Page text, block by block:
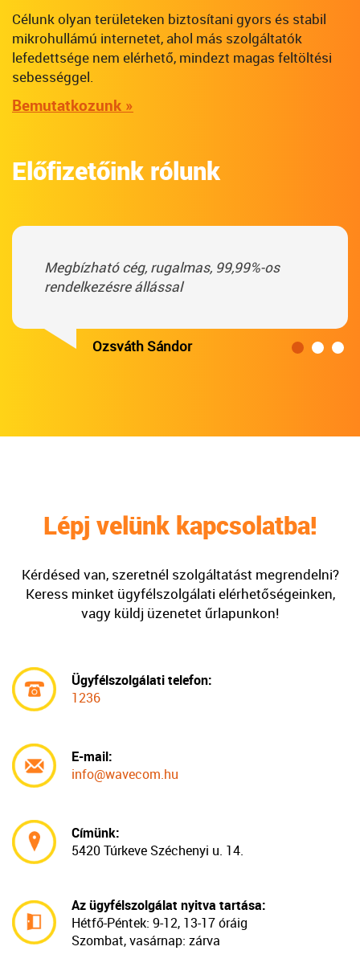
Célunk olyan területeken biztosítani gyors és stabil
mikrohullámú internetet, ahol más szolgáltatók
lefedettsége nem elérhető, mindezt magas feltöltési
sebességgel.
Bemutatkozunk »
Előfizetőink rólunk
Megbízható cég, rugalmas, 99,99%-os
rendelkezésre állással
Ozsváth Sándor
Lépj velünk kapcsolatba!
Kérdésed van, szeretnél szolgáltatást megrendelni?
Keress minket ügyfélszolgálati elérhetőségeinken,
vagy küldj üzenetet űrlapunkon!
Ügyfélszolgálati telefon:
1236
E-mail:
info@wavecom.hu
Címünk:
5420 Túrkeve Széchenyi u. 14.
Az ügyfélszolgálat nyitva tartása:
Hétfő-Péntek: 9-12, 13-17 óráig
Szombat, vasárnap: zárva